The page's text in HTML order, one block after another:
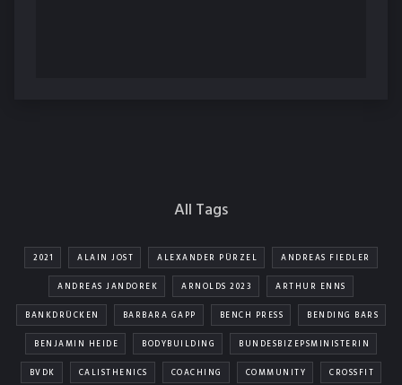
All Tags
2021 ALAIN JOST ALEXANDER PÜRZEL ANDREAS FIEDLER
ANDREAS JANDOREK ARNOLDS 2023 ARTHUR ENNS
BANKDRÜCKEN BARBARA GAPP BENCH PRESS BENDING BARS
BENJAMIN HEIDE BODYBUILDING BUNDESBIZEPSMINISTERIN
BVDK CALISTHENICS COACHING COMMUNITY CROSSFIT